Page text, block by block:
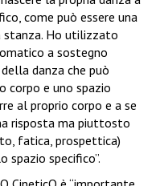
come può essere una
stanza. Ho utilizzato
a sostegno
danza che può
corpo e uno spazio
al proprio corpo e a se
risposta ma piuttosto
fatica, prospettica)
spazio specifico”.